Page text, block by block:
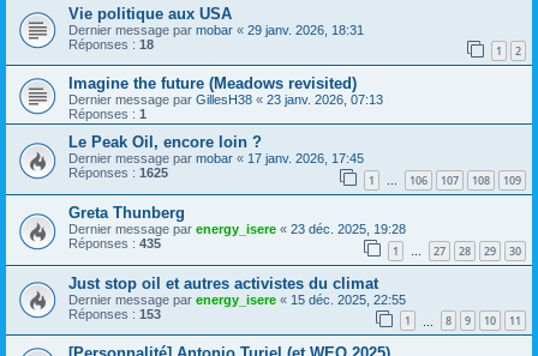
Vie politique aux USA
Dernier message par mobar « 29 janv. 2026, 18:31
Réponses : 18 1 2
Imagine the future (Meadows revisited)
Dernier message par GillesH38 « 23 janv. 2026, 07:13
Réponses : 1
Le Peak Oil, encore loin ?
Dernier message par mobar « 17 janv. 2026, 17:45
Réponses : 1625 1 … 106 107 108 109
Greta Thunberg
Dernier message par energy_isere « 23 déc. 2025, 19:28
Réponses : 435 1 … 27 28 29 30
Just stop oil et autres activistes du climat
Dernier message par energy_isere « 15 déc. 2025, 22:55
Réponses : 153 1 8 9 10 11